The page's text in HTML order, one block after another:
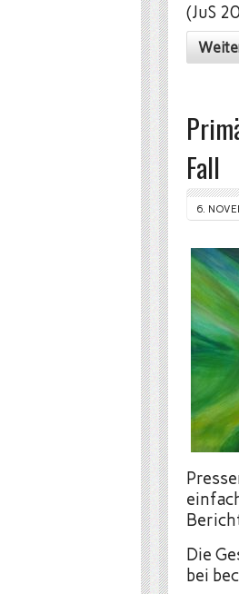
(JuS
Fall
6.
Die
bei